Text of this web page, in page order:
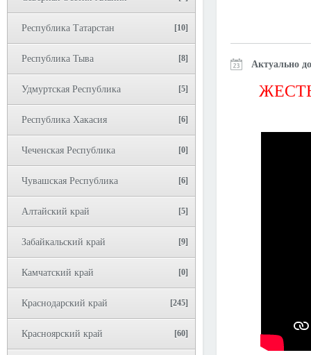
Республика Татарстан [10]
Республика Тыва [8]
Удмуртская Республика [5]
Республика Хакасия [6]
Чеченская Республика [0]
Чувашская Республика [6]
Алтайский край [5]
Забайкальский край [9]
Камчатский край [0]
Краснодарский край [245]
Красноярский край [60]
Актуально